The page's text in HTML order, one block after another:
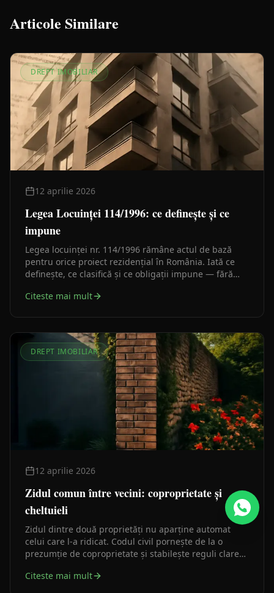
Articole Similare
DREPT IMOBILIAR
12 aprilie 2026
Legea Locuinței 114/1996: ce definește și ce
impune
Legea locuinței nr. 114/1996 rămâne actul de bază
pentru orice proiect rezidențial în România. Iată ce
definește, ce clasifică și ce obligații impune — fără
Citeste mai mult
DREPT IMOBILIAR
12 aprilie 2026
Zidul comun între vecini: coproprietate și
cheltuieli
Zidul dintre două proprietăți nu aparține automat
celui care l-a ridicat. Codul civil pornește de la o
prezumție de coproprietate și stabilește reguli clare
proprietari le descoperă abia când apare conflictul cu
Citeste mai mult